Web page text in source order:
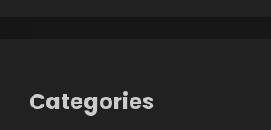
Categories